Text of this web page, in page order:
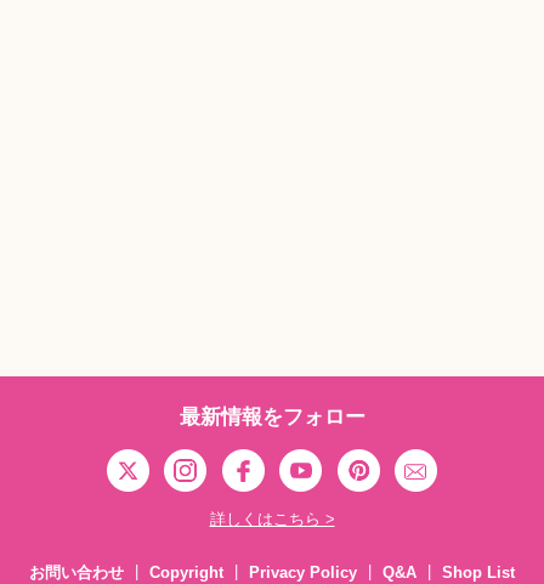
最新情報をフォロー
詳しくはこちら >
お問い合わせ Copyright Privacy Policy Q&A Shop List